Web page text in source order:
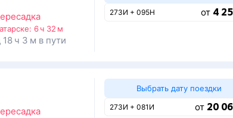
6 ч 32 м
18 ч 3 м в пути
273И + 095Н от 4
Выбрать дату поездки
273И + 081И от 20